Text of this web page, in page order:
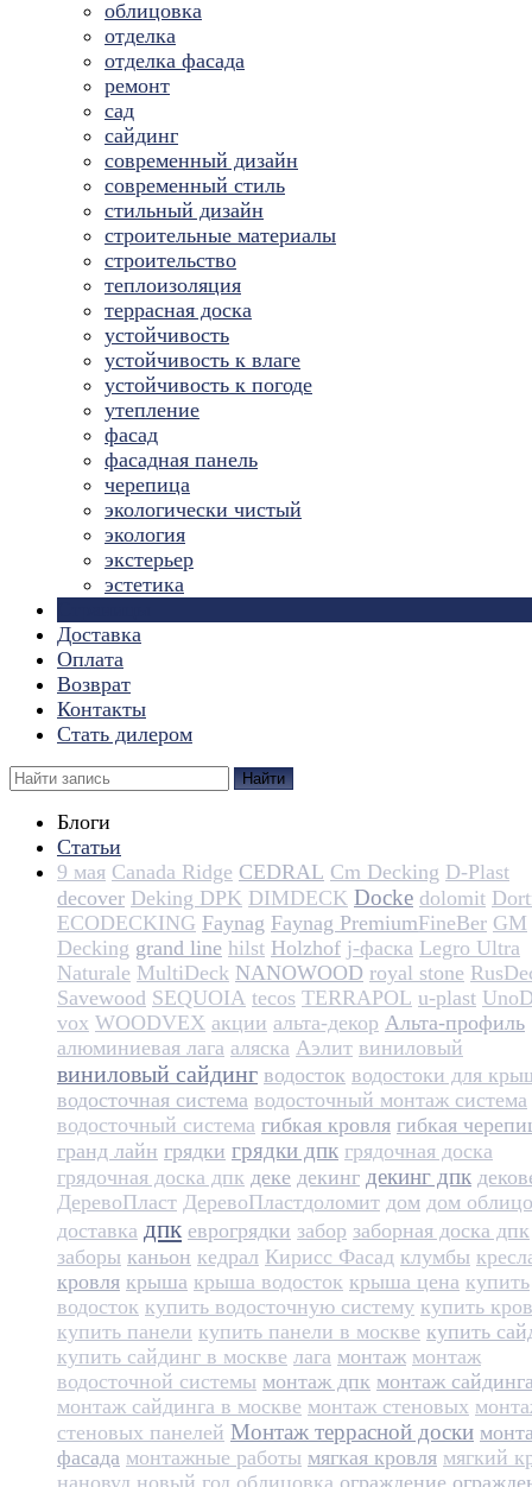
облицовка
отделка
отделка фасада
ремонт
сад
сайдинг
современный дизайн
современный стиль
стильный дизайн
строительные материалы
строительство
теплоизоляция
террасная доска
устойчивость
устойчивость к влаге
устойчивость к погоде
утепление
фасад
фасадная панель
черепица
экологически чистый
экология
экстерьер
эстетика
Доставка
Оплата
Возврат
Контакты
Стать дилером
Найти
Блоги
Статьи
9 мая Canada Ridge CEDRAL Cm Decking D-Plast
decover Deking DPK DIMDECK Docke dolomit
ECODECKING Faynag Faynag Premium​​​​​​​​​​FineBer GM
Decking grand line hilst Holzhof j-фаска Legro Ultra
Naturale MultiDeck NANOWOOD royal stone
Savewood SEQUOIA tecos TERRAPOL u-plast
vox WOODVEX акции альта-декор Альта-профиль
алюминиевая лага аляска Аэлит виниловый
виниловый сайдинг водосток водостоки для
водосточная система водосточный монтаж система
водосточный система гибкая кровля гибкая
гранд лайн грядки грядки дпк грядочная доска
грядочная доска дпк деке декинг декинг дпк
ДеревоПласт ДеревоПласт​доломит дом дом
доставка дпк еврогрядки забор заборная доска дпк
заборы каньон кедрал Кирисс Фасад клумбы
кровля крыша крыша водосток крыша цена купить
водосток купить водосточную систему купить
купить панели купить панели в москве купить
купить сайдинг в москве лага монтаж монтаж
водосточной системы монтаж дпк монтаж
монтаж сайдинга в москве монтаж стеновых
стеновых панелей Монтаж террасной доски
фасада монтажные работы мягкая кровля мягкий
нановуд новый год облицовка ограждение